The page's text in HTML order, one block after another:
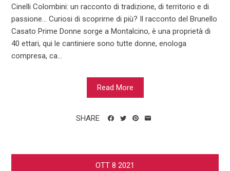
Cinelli Colombini: un racconto di tradizione, di territorio e di
passione… Curiosi di scoprirne di più? Il racconto del Brunello
Casato Prime Donne sorge a Montalcino, è una proprietà di
40 ettari, qui le cantiniere sono tutte donne, enologa
compresa, ca...
Read More
SHARE
OTT 8 2021